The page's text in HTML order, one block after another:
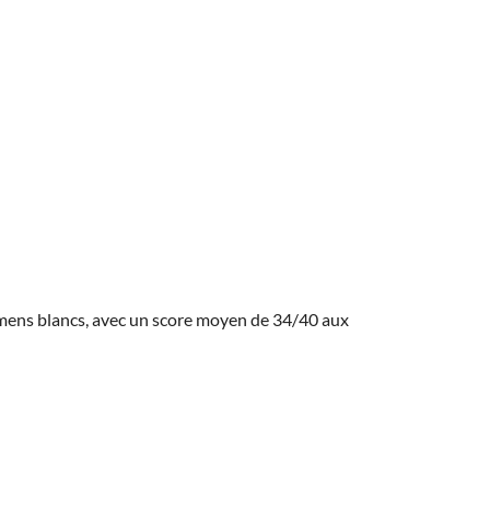
blancs, avec un score moyen de 34/40 aux